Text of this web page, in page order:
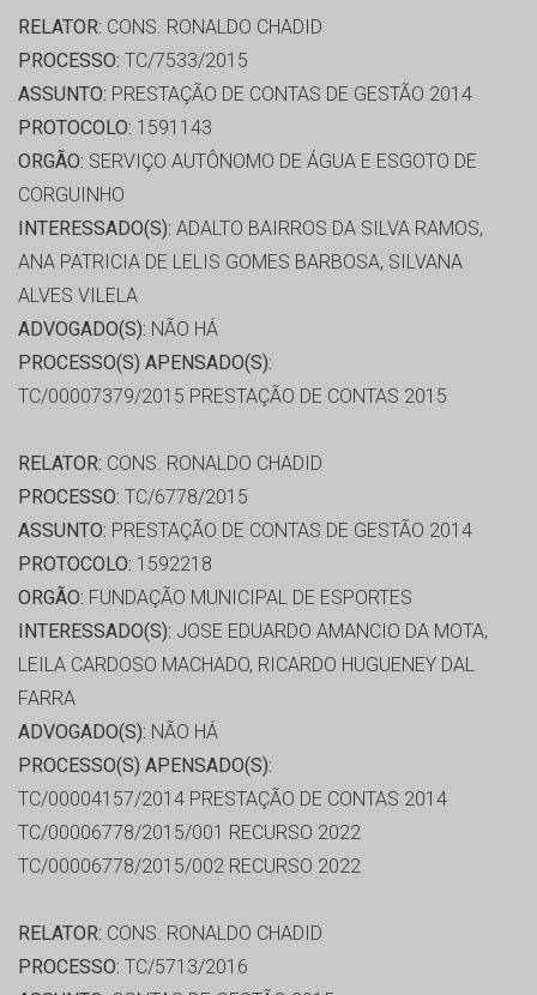
RELATOR: CONS. RONALDO CHADID
PROCESSO: TC/7533/2015
ASSUNTO: PRESTAÇÃO DE CONTAS DE GESTÃO 2014
PROTOCOLO: 1591143
ORGÃO: SERVIÇO AUTÔNOMO DE ÁGUA E ESGOTO DE
CORGUINHO
INTERESSADO(S): ADALTO BAIRROS DA SILVA RAMOS,
ANA PATRICIA DE LELIS GOMES BARBOSA, SILVANA
ALVES VILELA
ADVOGADO(S): NÃO HÁ
PROCESSO(S) APENSADO(S):
TC/00007379/2015 PRESTAÇÃO DE CONTAS 2015
RELATOR: CONS. RONALDO CHADID
PROCESSO: TC/6778/2015
ASSUNTO: PRESTAÇÃO DE CONTAS DE GESTÃO 2014
PROTOCOLO: 1592218
ORGÃO: FUNDAÇÃO MUNICIPAL DE ESPORTES
INTERESSADO(S): JOSE EDUARDO AMANCIO DA MOTA,
LEILA CARDOSO MACHADO, RICARDO HUGUENEY DAL
FARRA
ADVOGADO(S): NÃO HÁ
PROCESSO(S) APENSADO(S):
TC/00004157/2014 PRESTAÇÃO DE CONTAS 2014
TC/00006778/2015/001 RECURSO 2022
TC/00006778/2015/002 RECURSO 2022
RELATOR: CONS. RONALDO CHADID
PROCESSO: TC/5713/2016